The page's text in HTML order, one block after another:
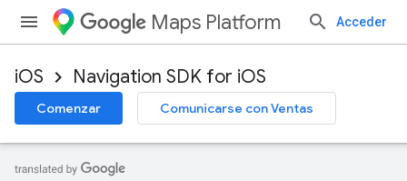
Maps Platform Acceder
iOS Navigation SDK for iOS
Comenzar Comunicarse con Ventas